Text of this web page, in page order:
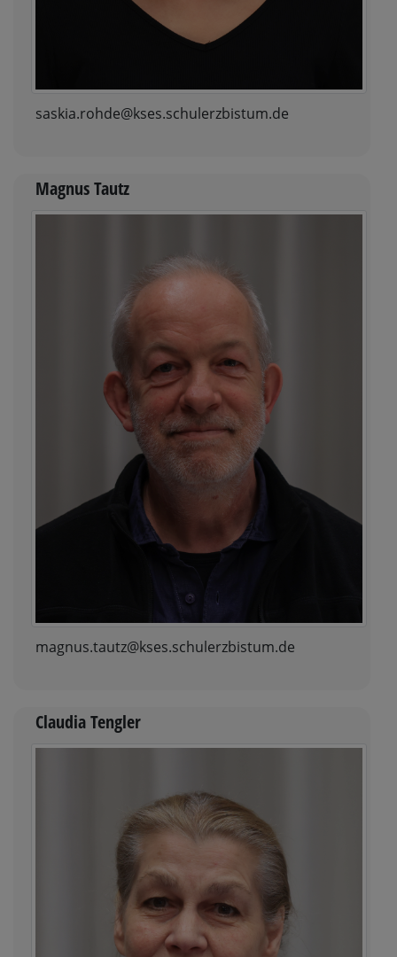
saskia.rohde@kses.schulerzbistum.de
Magnus Tautz
magnus.tautz@kses.schulerzbistum.de
Claudia Tengler